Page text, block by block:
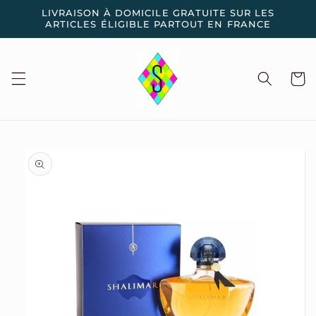
passer
contenu
LIVRAISON À DOMICILE GRATUITE SUR LES
ARTICLES ÉLIGIBLE PARTOUT EN FRANCE
Panier
Passer aux
informations
produits